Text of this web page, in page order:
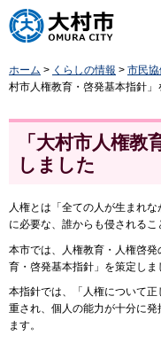
大村市
ホーム > くらしの情報 > 市民
村市人権教育・啓発基本指針」
「大村市人権教
しました
人権とは「全ての人が生まれ
に必要な、誰からも侵されるこ
本市では、人権教育・人権啓
育・啓発基本指針」を策定しま
本指針では、「人権について
重され、個人の能力が十分に
ます。